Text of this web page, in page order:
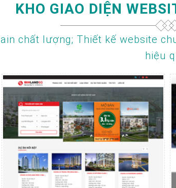
KHO GIAO DIỆN
chất lượng; Thiết kế website
hiệu